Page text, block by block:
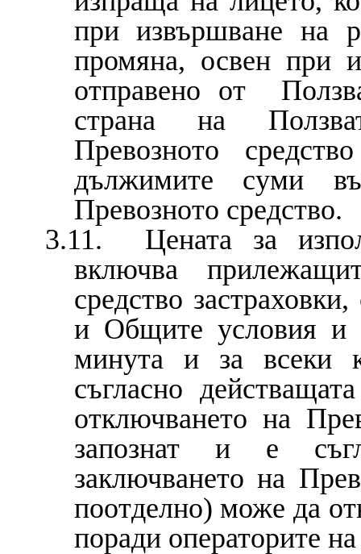
при извършване на
промяна, освен при
отправено от
страна на
Превозното
дължимите суми
Превозното средство.
3.11. Цената за
включва
средство
и Общите условия и
минута и за всеки
съгласно
отключването на
запознат и е
заключването на
поотделно) може да
поради операторите